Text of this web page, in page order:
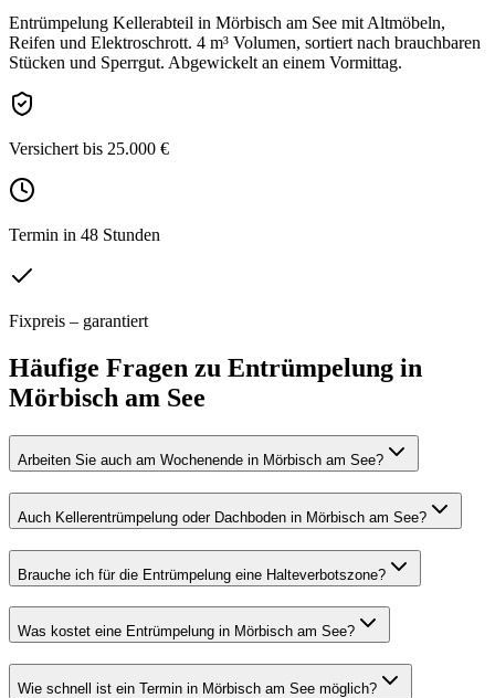
Entrümpelung Kellerabteil in Mörbisch am See mit Altmöbeln,
Reifen und Elektroschrott. 4 m³ Volumen, sortiert nach brauchbaren
Stücken und Sperrgut. Abgewickelt an einem Vormittag.
Versichert bis 25.000 €
Termin in 48 Stunden
Fixpreis – garantiert
Häufige Fragen zu Entrümpelung in
Mörbisch am See
Arbeiten Sie auch am Wochenende in Mörbisch am See?
Auch Kellerentrümpelung oder Dachboden in Mörbisch am See?
Brauche ich für die Entrümpelung eine Halteverbotszone?
Was kostet eine Entrümpelung in Mörbisch am See?
Wie schnell ist ein Termin in Mörbisch am See möglich?